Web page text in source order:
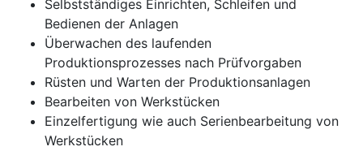
Selbstständiges Einrichten, Schleifen und
Bedienen der Anlagen
Überwachen des laufenden
Produktionsprozesses nach Prüfvorgaben
Rüsten und Warten der Produktionsanlagen
Bearbeiten von Werkstücken
Einzelfertigung wie auch Serienbearbeitung von
Werkstücken